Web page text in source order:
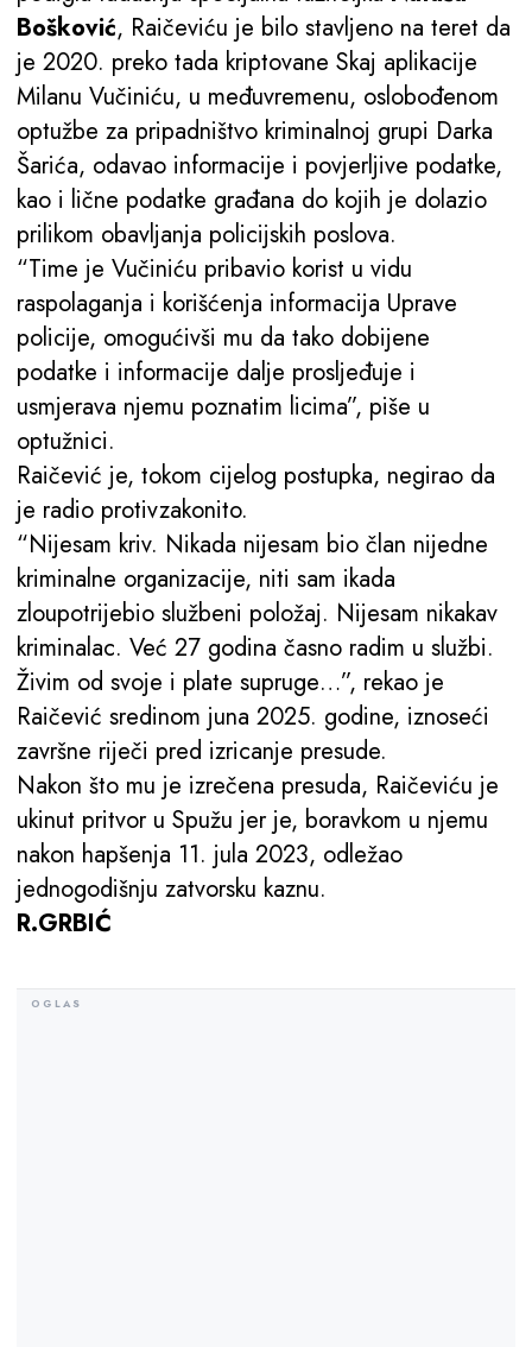
Bošković, Raičeviću je bilo stavljeno na teret da
je 2020. preko tada kriptovane Skaj aplikacije
Milanu Vučiniću, u međuvremenu, oslobođenom
optužbe za pripadništvo kriminalnoj grupi Darka
Šarića, odavao informacije i povjerljive podatke,
kao i lične podatke građana do kojih je dolazio
prilikom obavljanja policijskih poslova.
“Time je Vučiniću pribavio korist u vidu
raspolaganja i korišćenja informacija Uprave
policije, omogućivši mu da tako dobijene
podatke i informacije dalje prosljeđuje i
usmjerava njemu poznatim licima”, piše u
optužnici.
Raičević je, tokom cijelog postupka, negirao da
je radio protivzakonito.
“Nijesam kriv. Nikada nijesam bio član nijedne
kriminalne organizacije, niti sam ikada
zloupotrijebio službeni položaj. Nijesam nikakav
kriminalac. Već 27 godina časno radim u službi.
Živim od svoje i plate supruge…”, rekao je
Raičević sredinom juna 2025. godine, iznoseći
završne riječi pred izricanje presude.
Nakon što mu je izrečena presuda, Raičeviću je
ukinut pritvor u Spužu jer je, boravkom u njemu
nakon hapšenja 11. jula 2023, odležao
jednogodišnju zatvorsku kaznu.
R.GRBIĆ